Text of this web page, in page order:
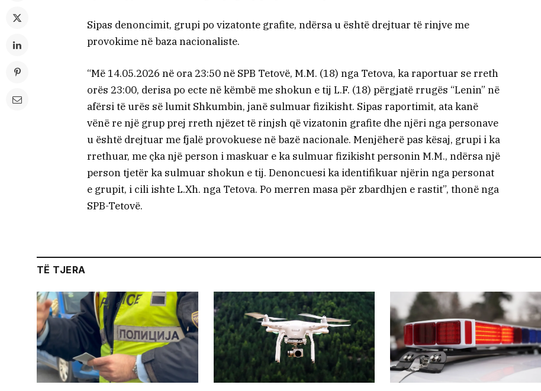
Sipas denoncimit, grupi po vizatonte grafite, ndërsa u është drejtuar të rinjve me
provokime në baza nacionaliste.
“Më 14.05.2026 në ora 23:50 në SPB Tetovë, M.M. (18) nga Tetova, ka raportuar se rreth
orës 23:00, derisa po ecte në këmbë me shokun e tij L.F. (18) përgjatë rrugës “Lenin” në
afërsi të urës së lumit Shkumbin, janë sulmuar fizikisht. Sipas raportimit, ata kanë
vënë re një grup prej rreth njëzet të rinjsh që vizatonin grafite dhe njëri nga personavе
u është drejtuar me fjalë provokuese në bazë nacionale. Menjëherë pas kësaj, grupi i ka
rrethuar, me çka një person i maskuar e ka sulmuar fizikisht personin M.M., ndërsa një
person tjetër ka sulmuar shokun e tij. Denoncuesi ka identifikuar njërin nga personat
e grupit, i cili ishte L.Xh. nga Tetova. Po merren masa për zbardhjen e rastit”, thonë nga
SPB-Tetovë.
TË TJERA